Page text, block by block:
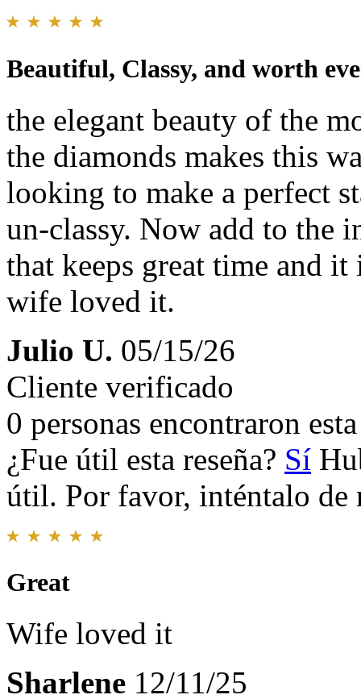
Beautiful, Classy, and worth
the elegant beauty of the
the diamonds makes this
looking to make a perfect
un-classy. Now add to the
that keeps great time and
wife loved it.
Julio U. 05/15/26
Cliente verificado
0 personas encontraron
¿Fue útil esta reseña? Sí
útil. Por favor, inténtalo de
Great
Wife loved it
Sharlene 12/11/25